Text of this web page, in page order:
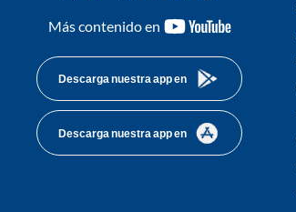
Más contenido en
youtube-
Descarga nuestra app en
Descarga nuestra app en